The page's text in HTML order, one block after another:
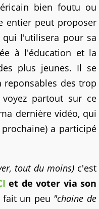
bien foutu ou
entier peut proposer
qui l'utilisera pour sa
à l'éducation et la
plus jeunes. Il se
des trop
partout sur ce
dernière vidéo, qui
a participé
tout du moins)c'est
et de voter via son
fait un peu "chaine de